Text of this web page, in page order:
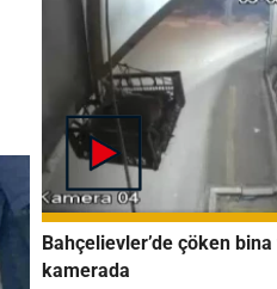
Bahçelievler’de çöken
kamerada